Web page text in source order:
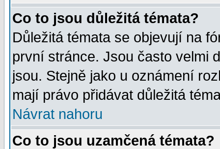
Co to jsou důležitá témata?
Důležitá témata se objevují na
první stránce. Jsou často velmi
jsou. Stejně jako u oznámení
mají právo přidávat důležitá
Návrat nahoru
Co to jsou uzamčená témata?